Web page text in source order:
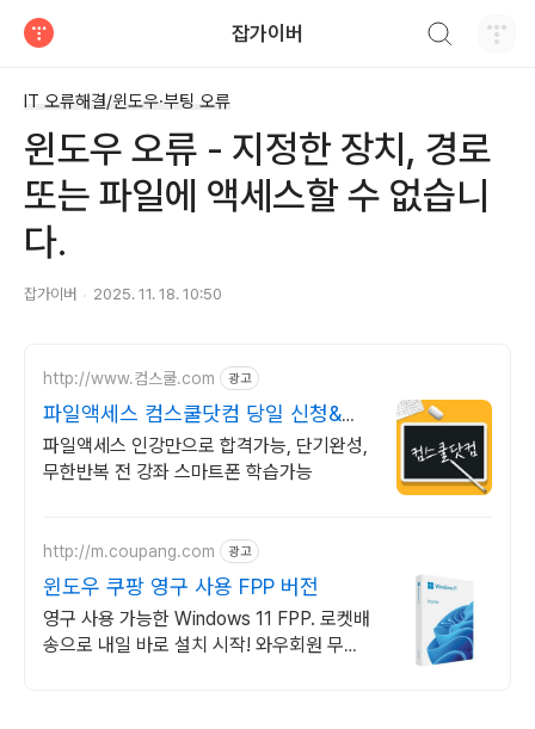
잡가이버
IT 오류해결/윈도우·부팅 오류
윈도우 오류 - 지정한 장치, 경로
또는 파일에 액세스할 수 없습니
다.
잡가이버 2025. 11. 18. 10:50
http://www.컴스쿨.com 광고
파일액세스 컴스쿨닷컴 당일 신청&결
제시 기프티콘!
파일액세스 인강만으로 합격가능, 단기완성,
무한반복 전 강좌 스마트폰 학습가능
http://m.coupang.com 광고
윈도우 쿠팡 영구 사용 FPP 버전
영구 사용 가능한 Windows 11 FPP. 로켓배
송으로 내일 바로 설치 시작! 와우회원 무료